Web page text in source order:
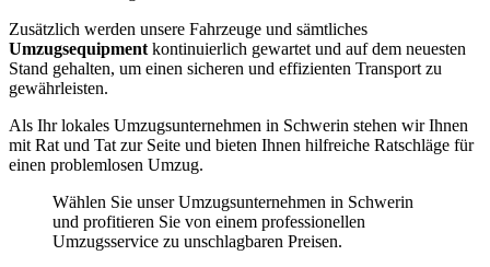
Zusätzlich werden unsere Fahrzeuge und sämtliches
Umzugsequipment kontinuierlich gewartet und auf dem neuesten
Stand gehalten, um einen sicheren und effizienten Transport zu
gewährleisten.
Als Ihr lokales Umzugsunternehmen in Schwerin stehen wir Ihnen
mit Rat und Tat zur Seite und bieten Ihnen hilfreiche Ratschläge für
einen problemlosen Umzug.
Wählen Sie unser Umzugsunternehmen in Schwerin
und profitieren Sie von einem professionellen
Umzugsservice zu unschlagbaren Preisen.